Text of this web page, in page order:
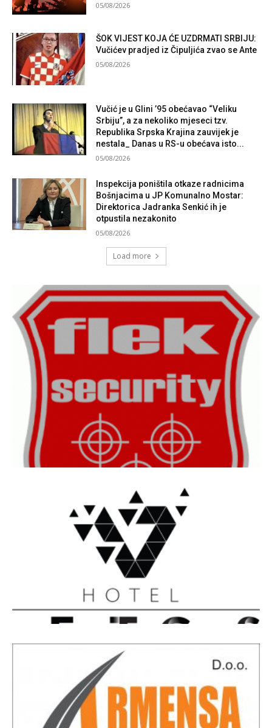
05/08/2026
ŠOK VIJEST KOJA ĆE UZDRMATI SRBIJU:
Vučićev pradjed iz Čipuljića zvao se Ante
05/08/2026
Vučić je u Glini ’95 obećavao “Veliku
Srbiju”, a za nekoliko mjeseci tzv.
Republika Srpska Krajina zauvijek je
nestala_ Danas u RS-u obećava isto...
05/08/2026
Inspekcija poništila otkaze radnicima
Bošnjacima u JP Komunalno Mostar:
Direktorica Jadranka Senkić ih je
otpustila nezakonito
05/08/2026
Load more